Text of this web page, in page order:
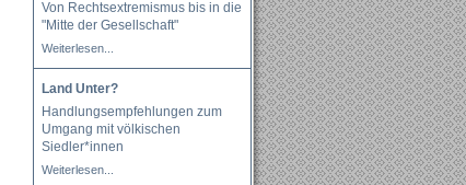
Von Rechtsextremismus bis in die
"Mitte der Gesellschaft"
Weiterlesen...
Land Unter?
Handlungsempfehlungen zum
Umgang mit völkischen
Siedler*innen
Weiterlesen...